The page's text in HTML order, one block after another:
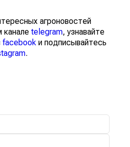
агроновостей
канале telegram, узнавайте
facebook и подписывайтесь
.